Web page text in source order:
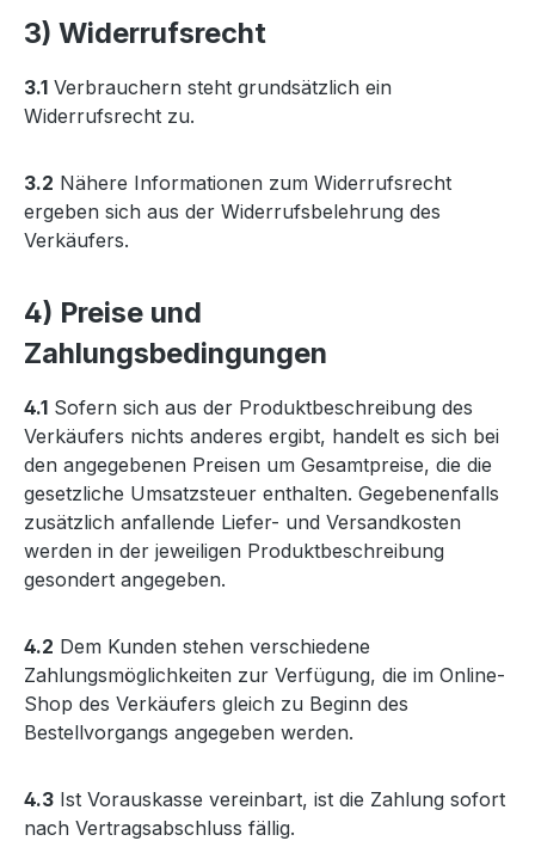
3) Widerrufsrecht
3.1 Verbrauchern steht grundsätzlich ein
Widerrufsrecht zu.
3.2 Nähere Informationen zum Widerrufsrecht
ergeben sich aus der Widerrufsbelehrung des
Verkäufers.
4) Preise und
Zahlungsbedingungen
4.1 Sofern sich aus der Produktbeschreibung des
Verkäufers nichts anderes ergibt, handelt es sich bei
den angegebenen Preisen um Gesamtpreise, die die
gesetzliche Umsatzsteuer enthalten. Gegebenenfalls
zusätzlich anfallende Liefer- und Versandkosten
werden in der jeweiligen Produktbeschreibung
gesondert angegeben.
4.2 Dem Kunden stehen verschiedene
Zahlungsmöglichkeiten zur Verfügung, die im Online-
Shop des Verkäufers gleich zu Beginn des
Bestellvorgangs angegeben werden.
4.3 Ist Vorauskasse vereinbart, ist die Zahlung sofort
nach Vertragsabschluss fällig.